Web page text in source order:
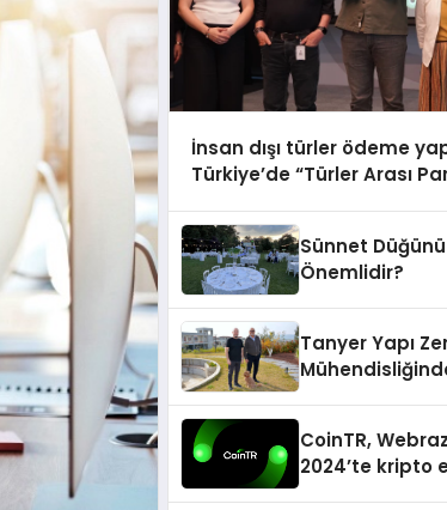
İnsan dışı türler ödeme
Türkiye’de “Türler Arası
Sünnet
Önemlidir?
Tanyer Yapı
CoinTR,
2024’te kripto